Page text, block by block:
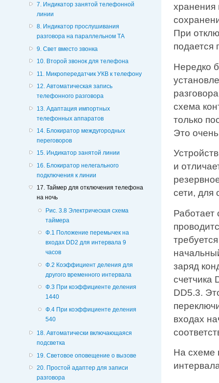
7. Индикатор занятой телефонной
линии
8. Индикатор прослушивания
разговора на параллельном ТА
9. Свет вместо звонка
10. Второй звонок для телефона
11. Микропередатчик УКВ к телефону
12. Автоматическая запись
телефонного разговора
13. Адаптация импортных
телефонных аппаратов
14. Блокиратор междугородных
переговоров
15. Индикатор занятой линии
16. Блокиратор нелегального
подключения к линии
17. Таймер для отключения телефона
на ночь
Pис. 3.8 Электрическая схема
таймера
Ф.1 Положение перемычек на
входах DD2 для интервала 9
часов
Ф.2 Коэффициент деления для
другого временного интервала
Ф.3 При коэффициенте деления
1440
Ф.4 При коэффициенте деления
540
18. Автоматически включающаяся
подсветка
19. Световое оповещение о вызове
20. Простой адаптер для записи
разговора
хранения
При
подается
Нередко
схема
только
Это
и
сети, для
заряд
счетчика
DD5.3.
входах
На схеме